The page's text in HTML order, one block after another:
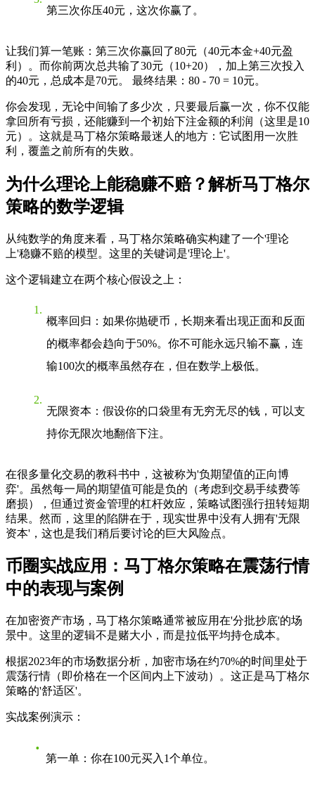
第三次你压40元，这次你赢了。
让我们算一笔账：第三次你赢回了80元（40元本金+40元盈
利）。而你前两次总共输了30元（10+20），加上第三次投入
的40元，总成本是70元。 最终结果：80 - 70 = 10元。
你会发现，无论中间输了多少次，只要最后赢一次，你不仅能
拿回所有亏损，还能赚到一个初始下注金额的利润（这里是10
元）。这就是马丁格尔策略最迷人的地方： 它试图用一次胜
利，覆盖之前所有的失败。
为什么理论上能稳赚不赔？解析马丁格尔
策略的数学逻辑
从纯数学的角度来看，马丁格尔策略确实构建了一个'理论
上'稳赚不赔的模型。这里的关键词是'理论上'。
这个逻辑建立在两个核心假设之上：
概率回归 ：如果你抛硬币，长期来看出现正面和反面
的概率都会趋向于50%。你不可能永远只输不赢，连
输100次的概率虽然存在，但在数学上极低。
无限资本 ：假设你的口袋里有无穷无尽的钱，可以支
持你无限次地翻倍下注。
在很多量化交易的教科书中，这被称为'负期望值的正向博
弈'。虽然每一局的期望值可能是负的（考虑到交易手续费等
磨损），但通过资金管理的杠杆效应，策略试图强行扭转短期
结果。然而，这里的陷阱在于，现实世界中没有人拥有'无限
资本'，这也是我们稍后要讨论的巨大风险点。
币圈实战应用：马丁格尔策略在震荡行情
中的表现与案例
在加密资产市场，马丁格尔策略通常被应用在'分批抄底'的场
景中。这里的逻辑不是赌大小，而是拉低平均持仓成本。
根据2023年的市场数据分析，加密市场在约70%的时间里处于
震荡行情（即价格在一个区间内上下波动）。这正是马丁格尔
策略的'舒适区'。
实战案例演示：
第一单 ：你在100元买入1个单位。